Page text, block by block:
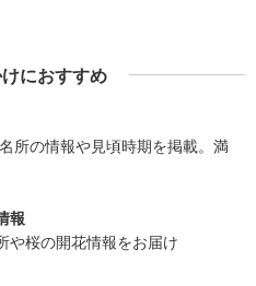
におすすめ
所の情報や見頃時期を掲載。満
報
や桜の開花情報をお届け